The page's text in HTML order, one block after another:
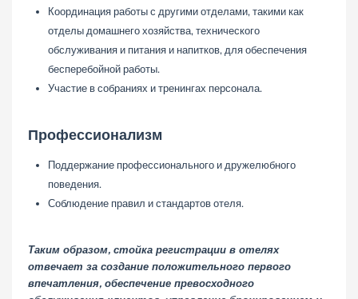
Координация работы с другими отделами, такими как
отделы домашнего хозяйства, технического
обслуживания и питания и напитков, для обеспечения
бесперебойной работы.
Участие в собраниях и тренингах персонала.
Профессионализм
Поддержание профессионального и дружелюбного
поведения.
Соблюдение правил и стандартов отеля.
Таким образом, стойка регистрации в отелях
отвечает за создание положительного первого
впечатления, обеспечение превосходного